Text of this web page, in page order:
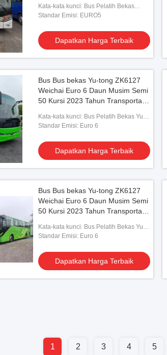
2014 Mesin
Tahun GB17691-2005 Standar Emisi
Dengan ABRS
Antar-jemput atau Jarak Jauh
Kata-kata kunci: Bus Pelatih Bekas
King-long XMQ6129 Yuichai
Standar Emisi: EURO5
Dapatkan Harga Terbaik
Bus Bus bekas Yu-tong ZK6127
Weichai Euro 6 Daun Musim Semi
50 Kursi 2023 Tahun Transportasi
jemput atau jarak jauh
Kata-kata kunci: Bus Pelatih Bekas Yu-
tong ZK6127 Weichai
Standar Emisi: Euro 6
Dapatkan Harga Terbaik
Bus Bus bekas Yu-tong ZK6127
Weichai Euro 6 Daun Musim Semi
50 Kursi 2023 Tahun Transportasi
jemput atau jarak jauh
Kata-kata kunci: Bus Pelatih Bekas Yu-
tong ZK6127 Weichai
Standar Emisi: Euro 6
Dapatkan Harga Terbaik
1 2 3 4 5